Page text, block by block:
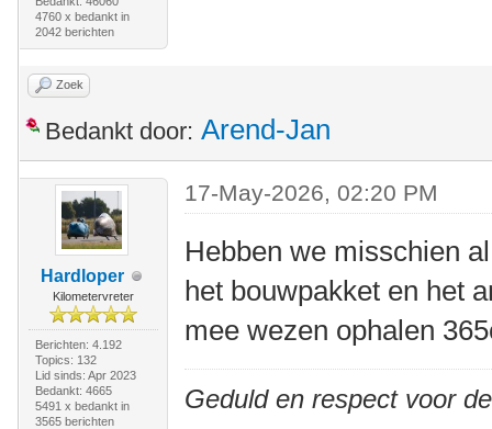
4760 x bedankt in
2042 berichten
Zoek
Bedankt door: Arend-Jan
Hardloper
Kilometervreter
Berichten: 4.192
Topics: 132
Lid sinds: Apr 2023
Bedankt: 4665
5491 x bedankt in
3565 berichten
17-May-2026, 02:20 PM
Hebben we misschien
het bouwpakket en het
mee wezen ophalen
Geduld en respect voor